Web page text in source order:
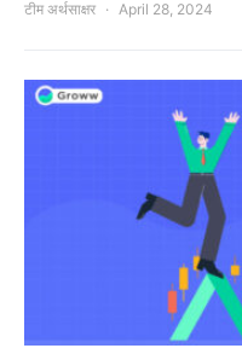
टीम अर्थसाक्षर April 28, 2024